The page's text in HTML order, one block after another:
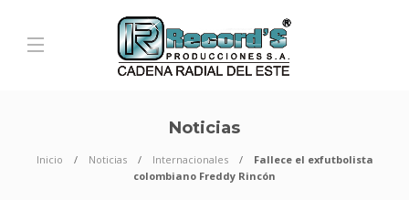
Noticias
Inicio Noticias Internacionales
Fallece el exfutbolista
colombiano Freddy Rincón